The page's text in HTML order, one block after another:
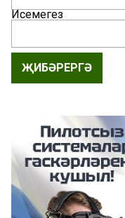
Исемегез
ҖИБӘРЕРГӘ